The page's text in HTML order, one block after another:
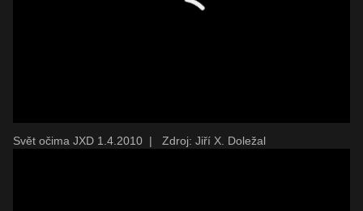
Svět očima JXD 1.4.2010 | Zdroj: Jiří X. Doležal